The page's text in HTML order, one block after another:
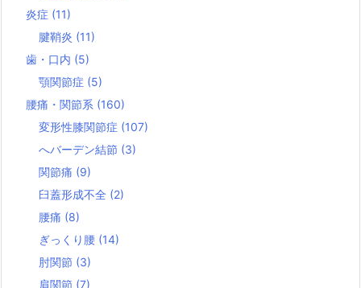
炎症 (11)
腱鞘炎 (11)
歯・口内 (5)
顎関節症 (5)
腰痛・関節系 (160)
変形性膝関節症 (107)
へバーデン結節 (3)
関節痛 (9)
臼蓋形成不全 (2)
腰痛 (8)
ぎっくり腰 (14)
肘関節 (3)
肩関節 (7)